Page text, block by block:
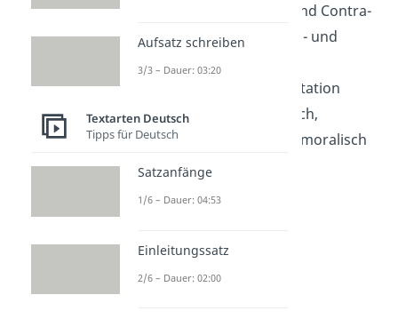
zwischen Pro- und Contra-
Argumenten hin- und
herspringen.
Ist die Argumentation
plausibel, sachlich,
emotional oder moralisch
wertend?
Aufsatz schreiben
3/3 – Dauer: 03:20
Textarten Deutsch
Tipps für Deutsch
Satzanfänge
1/6 – Dauer: 04:53
Einleitungssatz
2/6 – Dauer: 02:00